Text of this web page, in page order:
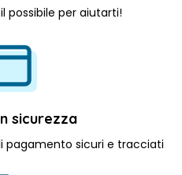
possibile per aiutarti!
sicurezza
pagamento sicuri e tracciati